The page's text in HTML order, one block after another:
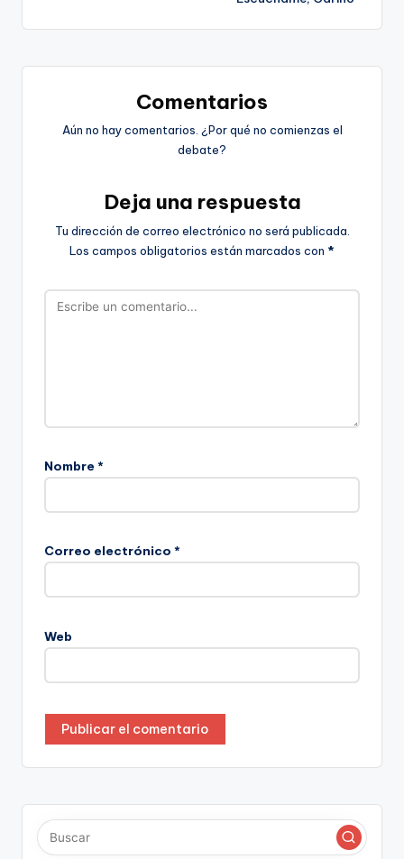
Comentarios
Aún no hay comentarios. ¿Por qué no comienzas el
debate?
Deja una respuesta
Tu dirección de correo electrónico no será publicada.
Los campos obligatorios están marcados con *
Nombre *
Correo electrónico *
Web